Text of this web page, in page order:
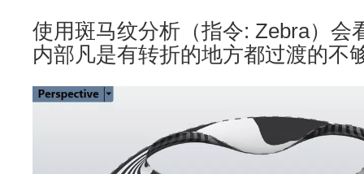
使用斑马纹分析（指令: Zebra）会
内部凡是有转折的地方都过渡的不